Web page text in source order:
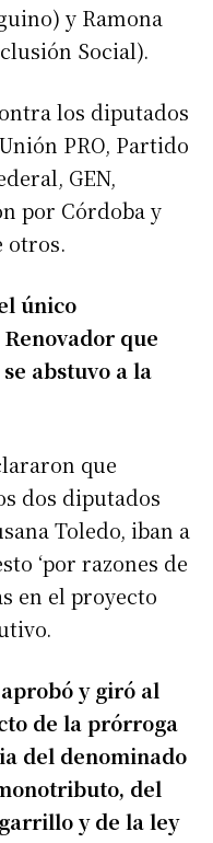
y Ramona
Social).
los diputados
PRO, Partido
GEN,
por Córdoba y
otros.
único
que
abstuvo a la
que
dos diputados
Toledo, iban a
‘por razones de
en el proyecto
y giró al
de la prórroga
del denominado
del
y de la ley